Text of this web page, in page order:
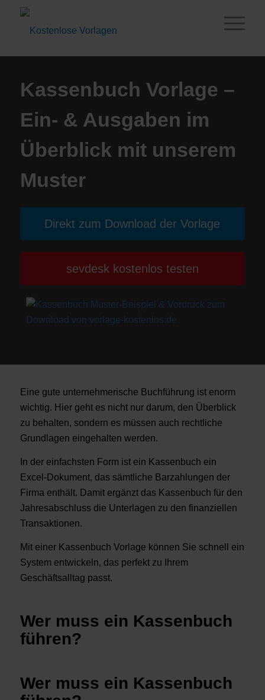
Kassenbuch Vorlage –
Ein- & Ausgaben im
Überblick mit unserem
Muster
Direkt zum Download der Vorlage
sevdesk kostenlos testen
Eine gute unternehmerische Buchführung ist enorm
wichtig. Hier geht es nicht nur darum, den Überblick
zu behalten, sondern es müssen auch rechtliche
Grundlagen eingehalten werden.
In der einfachsten Form ist ein Kassenbuch ein
Excel-Dokument, das sämtliche Barzahlungen der
Firma enthält. Damit ergänzt das Kassenbuch für den
Jahresabschluss die Unterlagen zu den finanziellen
Transaktionen.
Mit einer Kassenbuch Vorlage können Sie schnell ein
System entwickeln, das perfekt zu Ihrem
Geschäftsalltag passt.
Wer muss ein Kassenbuch
führen?
Wer muss ein Kassenbuch